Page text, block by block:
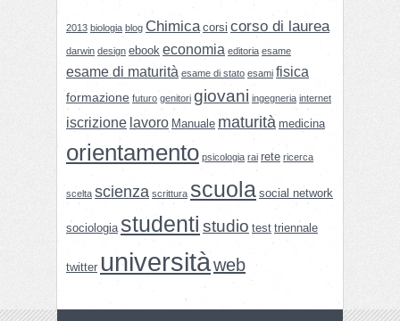
2013 biologia blog Chimica corsi corso di laurea
darwin design ebook economia editoria esame
esame di maturità esame di stato esami fisica
formazione futuro genitori giovani ingegneria internet
iscrizione lavoro Manuale maturità medicina
orientamento psicologia rai rete ricerca
scelta scienza scrittura scuola social network
sociologia studenti studio test triennale
twitter universitàweb